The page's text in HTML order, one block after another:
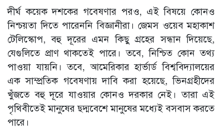
দীর্ঘ কয়েক দশকের গবেষণার পরও, এই বিষয়ে কোনও
নিশ্চয়তা দিতে পারেননি বিজ্ঞানীরা। জেমস ওয়েব মহাকাশ
টেলিস্কোপ, বহু দূরের এমন কিছু গ্রহের সন্ধান দিয়েছে,
যেগুলিতে প্রাণ থাকতেই পারে। তবে, নিশ্চিত কোন তথ্য
পাওয়া যায়নি। তবে, আমেরিকার হার্ভার্ড বিশ্ববিদ্যালয়ের
এক সাম্প্রতিক গবেষণায় দাবি করা হয়েছে, ভিনগ্রহীদের
খুঁজতে বহু দূরে যাওয়ার কোনও দরকার নেই। তারা এই
পৃথিবীতেই মানুষের ছদ্মবেশে মানুষের মধ্যেই বসবাস করতে
পারে।